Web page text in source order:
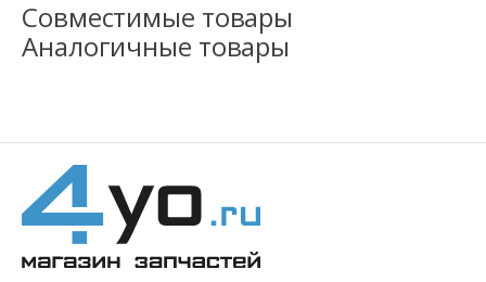
Совместимые товары
Аналогичные товары